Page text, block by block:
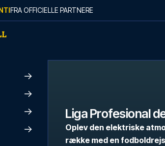
FRA OFFICIELLE PARTNERE
Liga Profesional
Oplev den elektriske
række med en